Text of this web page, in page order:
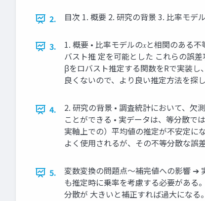
2. 目次 1. 概要 2. 研究の背景 3. 比率モデ
3.
1. 概要 • 比率モデルの𝑥と相関のある
バスト推 定を可能とした これらの誤差
βをロバスト推定する関数をRで実装
良くないので、より良い推定方法を探し
4.
2. 研究の背景 • 調査統計において、欠
ことができる • 実データは、等分散で
実軸上での）平均値の推定が不安定に
よく使用されるが、その不等分散な誤
5.
変数変換の問題点～補完値への影響 ➔
も推定時に乗率を考慮する必要がある
分散が 大きいと補正すれば過大にな